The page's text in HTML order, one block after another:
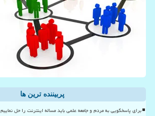
پربیننده ترین ها
برای پاسخگویی به مردم و جامعه علمی باید مساله اینترنت را حل نماییم